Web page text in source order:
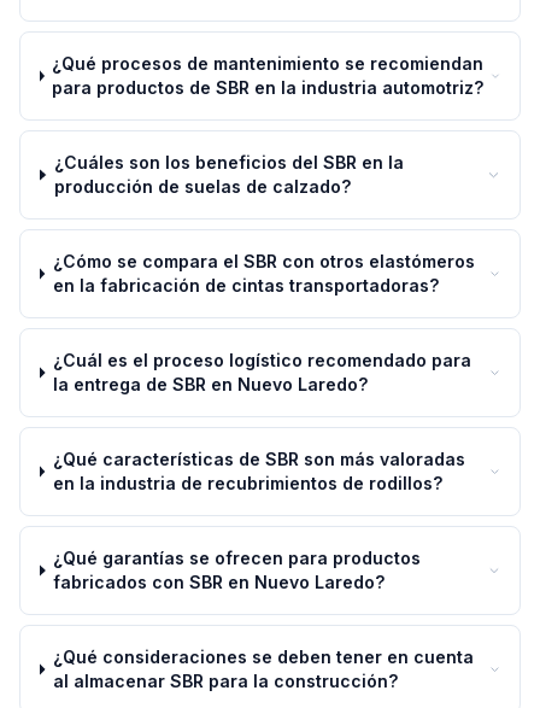
¿Qué procesos de mantenimiento se recomiendan
para productos de SBR en la industria automotriz?
¿Cuáles son los beneficios del SBR en la
producción de suelas de calzado?
¿Cómo se compara el SBR con otros elastómeros
en la fabricación de cintas transportadoras?
¿Cuál es el proceso logístico recomendado para
la entrega de SBR en Nuevo Laredo?
¿Qué características de SBR son más valoradas
en la industria de recubrimientos de rodillos?
¿Qué garantías se ofrecen para productos
fabricados con SBR en Nuevo Laredo?
¿Qué consideraciones se deben tener en cuenta
al almacenar SBR para la construcción?